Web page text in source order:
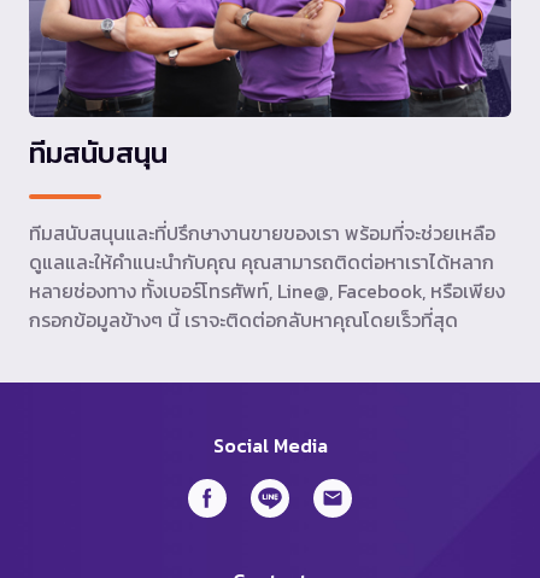
ทีมสนับสนุน
ทีมสนับสนุนและที่ปรึกษางานขายของเรา พร้อมที่จะช่วยเหลือ
ดูแลและให้คำแนะนำกับคุณ คุณสามารถติดต่อหาเราได้หลาก
หลายช่องทาง ทั้งเบอร์โทรศัพท์, Line@, Facebook, หรือเพียง
กรอกข้อมูลข้างๆ นี้ เราจะติดต่อกลับหาคุณโดยเร็วที่สุด
Social Media